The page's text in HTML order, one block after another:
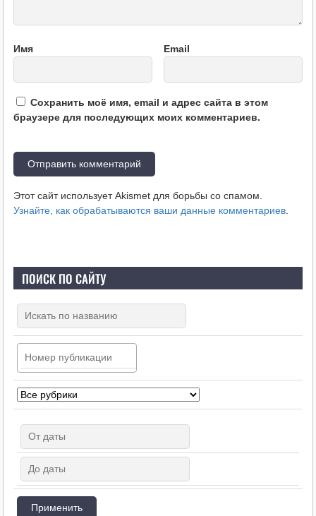
Имя Email
Сохранить моё имя, email и адрес сайта в этом
браузере для последующих моих комментариев.
Этот сайт использует Akismet для борьбы со спамом.
Узнайте, как обрабатываются ваши данные комментариев.
ПОИСК ПО САЙТУ